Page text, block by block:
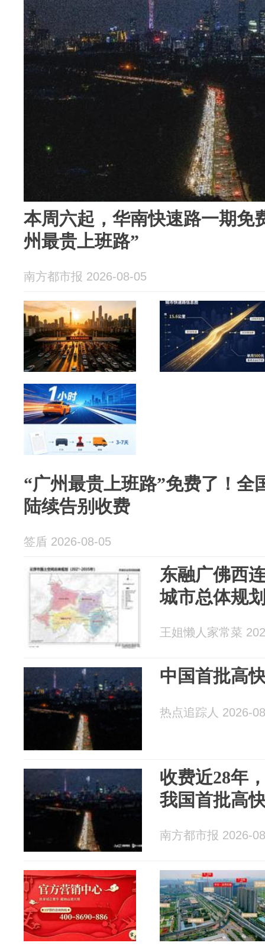
本周六起，华南快速路一期免
州最贵上班路”
南方都市报 2026-08-05
“广州最贵上班路”免费了！全
陆续告别收费
签盾 2026-08-05
东融广佛西
城市总体规
王姐懒人家常菜
中国首批高
热点追踪人 2026-
收费近28年
我国首批高
南方都市报 2026-